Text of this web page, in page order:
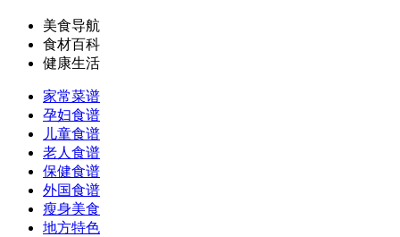
美食导航
食材百科
健康生活
家常菜谱
孕妇食谱
儿童食谱
老人食谱
保健食谱
外国食谱
瘦身美食
地方特色